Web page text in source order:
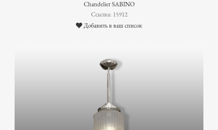
Chandelier SABINO
Ссылка: 15912
Добавить в ваш список